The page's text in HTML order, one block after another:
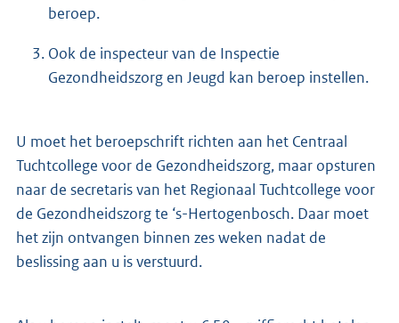
beroep.
Ook de inspecteur van de Inspectie
Gezondheidszorg en Jeugd kan beroep instellen.
U moet het beroepschrift richten aan het Centraal
Tuchtcollege voor de Gezondheidszorg, maar opsturen
naar de secretaris van het Regionaal Tuchtcollege voor
de Gezondheidszorg te ‘s-Hertogenbosch. Daar moet
het zijn ontvangen binnen zes weken nadat de
beslissing aan u is verstuurd.